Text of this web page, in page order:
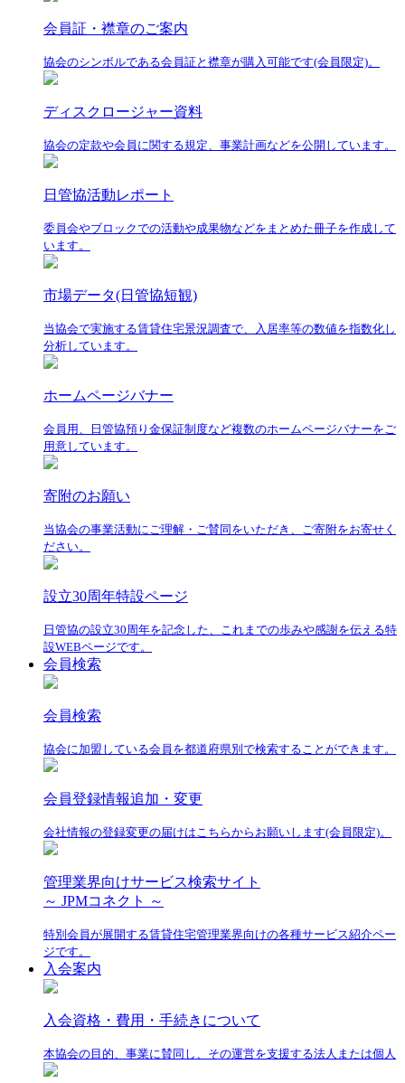
会員証・襟章のご案内
協会のシンボルである会員証と襟章が購入可能です(会員限定)。
ディスクロージャー資料
協会の定款や会員に関する規定、事業計画などを公開しています。
日管協活動レポート
委員会やブロックでの活動や成果物などをまとめた冊子を作成して
います。
市場データ(日管協短観)
当協会で実施する賃貸住宅景況調査で、入居率等の数値を指数化し
分析しています。
ホームページバナー
会員用、日管協預り金保証制度など複数のホームページバナーをご
用意しています。
寄附のお願い
当協会の事業活動にご理解・ご賛同をいただき、ご寄附をお寄せく
ださい。
設立30周年特設ページ
日管協の設立30周年を記念した、これまでの歩みや感謝を伝える特
設WEBページです。
会員検索
会員検索
協会に加盟している会員を都道府県別で検索することができます。
会員登録情報追加・変更
会社情報の登録変更の届けはこちらからお願いします(会員限定)。
管理業界向けサービス検索サイト
～ JPMコネクト ～
特別会員が展開する賃貸住宅管理業界向けの各種サービス紹介ペー
ジです。
入会案内
入会資格・費用・手続きについて
本協会の目的、事業に賛同し、その運営を支援する法人または個人